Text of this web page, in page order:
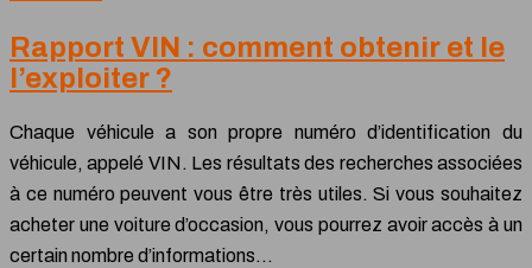
Rapport VIN : comment obtenir et le
l’exploiter ?
Chaque véhicule a son propre numéro d’identification du
véhicule, appelé VIN. Les résultats des recherches associées
à ce numéro peuvent vous être très utiles. Si vous souhaitez
acheter une voiture d’occasion, vous pourrez avoir accès à un
certain nombre d’informations…